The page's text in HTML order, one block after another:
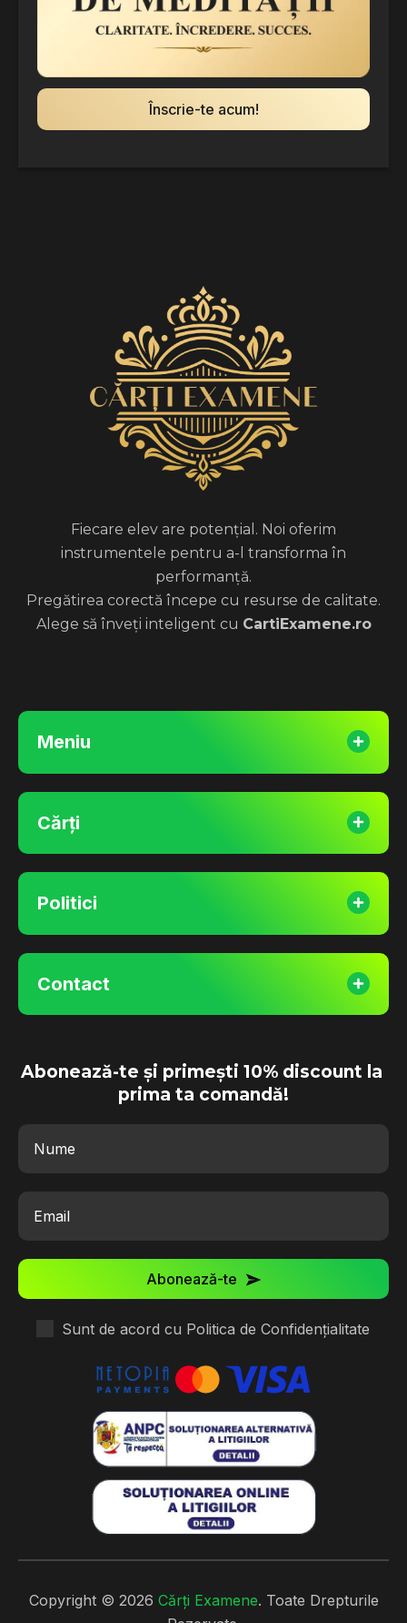
Înscrie-te acum!
Meniu
Cărți
Fiecare elev are potențial. Noi oferim
instrumentele pentru a-l transforma în
performanță.
Pregătirea corectă începe cu resurse de calitate.
Alege să înveți inteligent cu CartiExamene.ro
Politici
Contact
Abonează-te și primești 10% discount la
prima ta comandă!
Abonează-te
Sunt de acord cu Politica de Confidențialitate
Copyright © 2026 Cărți Examene. Toate Drepturile